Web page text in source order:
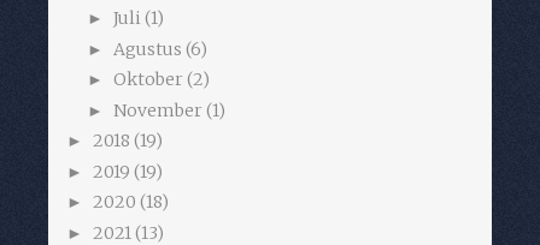
► Juli (1)
► Agustus (6)
► Oktober (2)
► November (1)
► 2018 (19)
► 2019 (19)
► 2020 (18)
► 2021 (13)